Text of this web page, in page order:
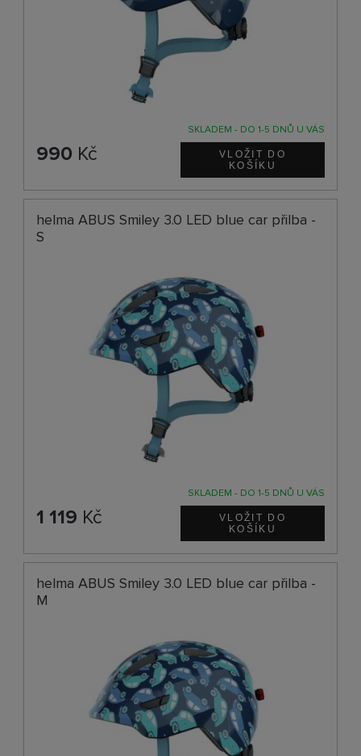
SKLADEM - DO 1-5 DNŮ U VÁS
990 Kč
helma ABUS Smiley 3.0 LED blue car přilba -
S
SKLADEM - DO 1-5 DNŮ U VÁS
1 119 Kč
helma ABUS Smiley 3.0 LED blue car přilba -
M